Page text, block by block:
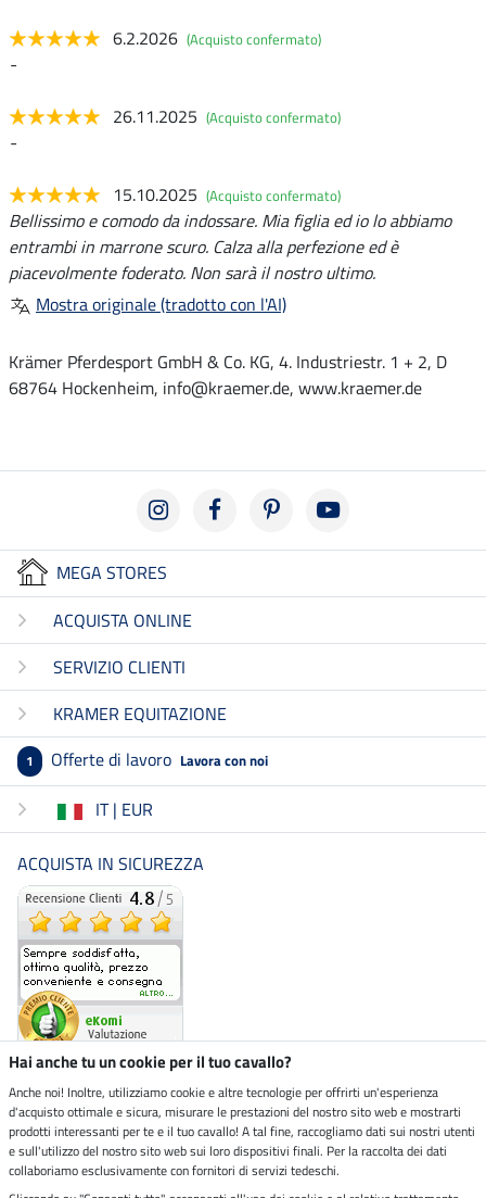
6.2.2026 (Acquisto confermato)
-
26.11.2025 (Acquisto confermato)
-
15.10.2025 (Acquisto confermato)
Bellissimo e comodo da indossare. Mia figlia ed io lo abbiamo
entrambi in marrone scuro. Calza alla perfezione ed è
piacevolmente foderato. Non sarà il nostro ultimo.
Mostra originale (tradotto con l'AI)
Krämer Pferdesport GmbH & Co. KG, 4. Industriestr. 1 + 2, D
68764 Hockenheim, info@kraemer.de, www.kraemer.de
MEGA STORES
ACQUISTA ONLINE
SERVIZIO CLIENTI
KRAMER EQUITAZIONE
1 Offerte di lavoro Lavora con noi
IT | EUR
ACQUISTA IN SICUREZZA
Negozio ecosostenibile
Spedizioni tramite
Hai anche tu un cookie per il tuo cavallo?
Anche noi! Inoltre, utilizziamo cookie e altre tecnologie per offrirti un'esperienza
d'acquisto ottimale e sicura, misurare le prestazioni del nostro sito web e mostrarti
prodotti interessanti per te e il tuo cavallo! A tal fine, raccogliamo dati sui nostri utenti
e sull'utilizzo del nostro sito web sui loro dispositivi finali. Per la raccolta dei dati
collaboriamo esclusivamente con fornitori di servizi tedeschi.